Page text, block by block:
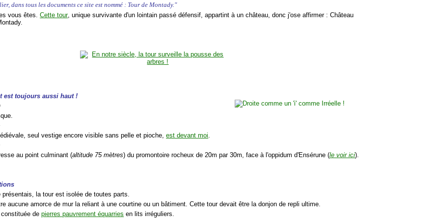
dans tous les documents ce site est nommé : Tour de Montady."
vous êtes.Cette tour, unique survivante d'un lointain passé défensif, appartint à un château, donc j'ose affirmer : Château
est toujours aussi haut !
seul vestige encore visible sans pelle et pioche,est devant moi
au point culminant (altitude 75 mètres) du promontoire rocheux de 20m par 30m, face à l'oppidum d'Ensérune (le voir ici).
présentais, la tour est isolée de toutes parts.
aucune amorce de mur la reliant à une courtine ou un bâtiment. Cette tour devait être la donjon de repli ultime.
depierres pauvrement équarries en lits irréguliers.